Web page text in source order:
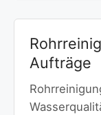
Aufträge